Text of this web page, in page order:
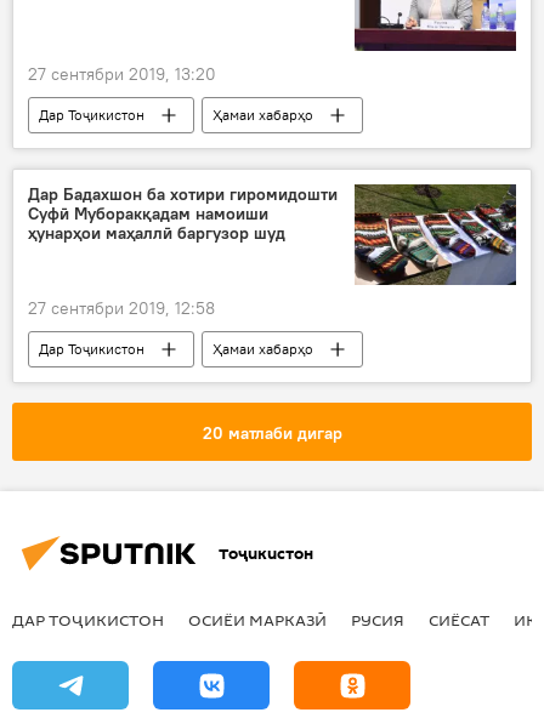
27 сентябри 2019, 13:20
Дар Тоҷикистон
Ҳамаи хабарҳо
Иҷтимоъ
Озода Раҳмон
Форум
Дар Бадахшон ба хотири гиромидошти
Суфӣ Муборакқадам намоиши
ҳунарҳои маҳаллӣ баргузор шуд
27 сентябри 2019, 12:58
Дар Тоҷикистон
Ҳамаи хабарҳо
Фарҳанг
Бадахшон
осорхона
20 матлаби дигар
Тоҷикистон
ДАР ТОҶИКИСТОН ОСИЁИ МАРКАЗӢ РУСИЯ СИЁСАТ